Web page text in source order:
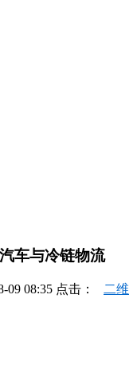
车与冷链物流
09 08:35 点击： 二维